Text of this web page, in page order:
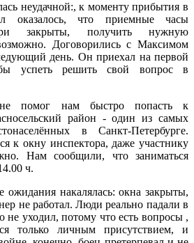
неудачной:, к моменту прибытия в
оказалось, что приемные часы
закрыты, получить нужную
Договорились с Максимом
день. Он приехал на первой
успеть решить свой вопрос в
помог нам быстро попасть к
район - один из самых
в Санкт-Петербурге.
к окну инспектора, даже участнику
Нам сообщили, что заниматься
ч.
ожидания накалялась: окна закрыты,
не работал. Люди реально падали в
не уходил, потому что есть вопросы ,
только личным присутствием, и